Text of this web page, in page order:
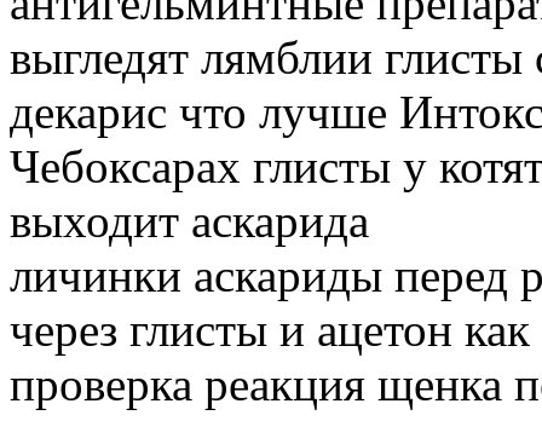
выгледят лямблии глисты
декарис что лучше
Чебоксарах глисты у
выходит аскарида
личинки аскариды перед
через глисты и ацетон
проверка реакция щенка